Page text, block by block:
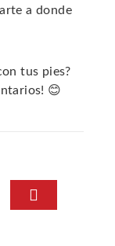
a donde
tus pies?
😊